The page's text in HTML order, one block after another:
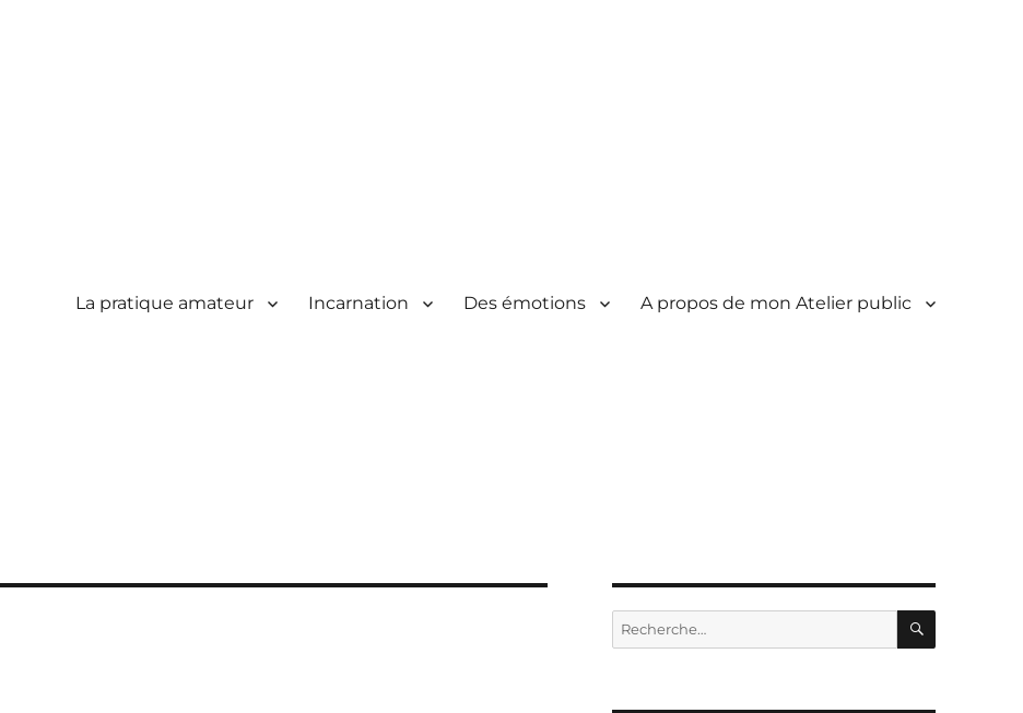
La pratique amateur Incarnation Des émotions A propos de mon Atelier public
Recherche
pour :